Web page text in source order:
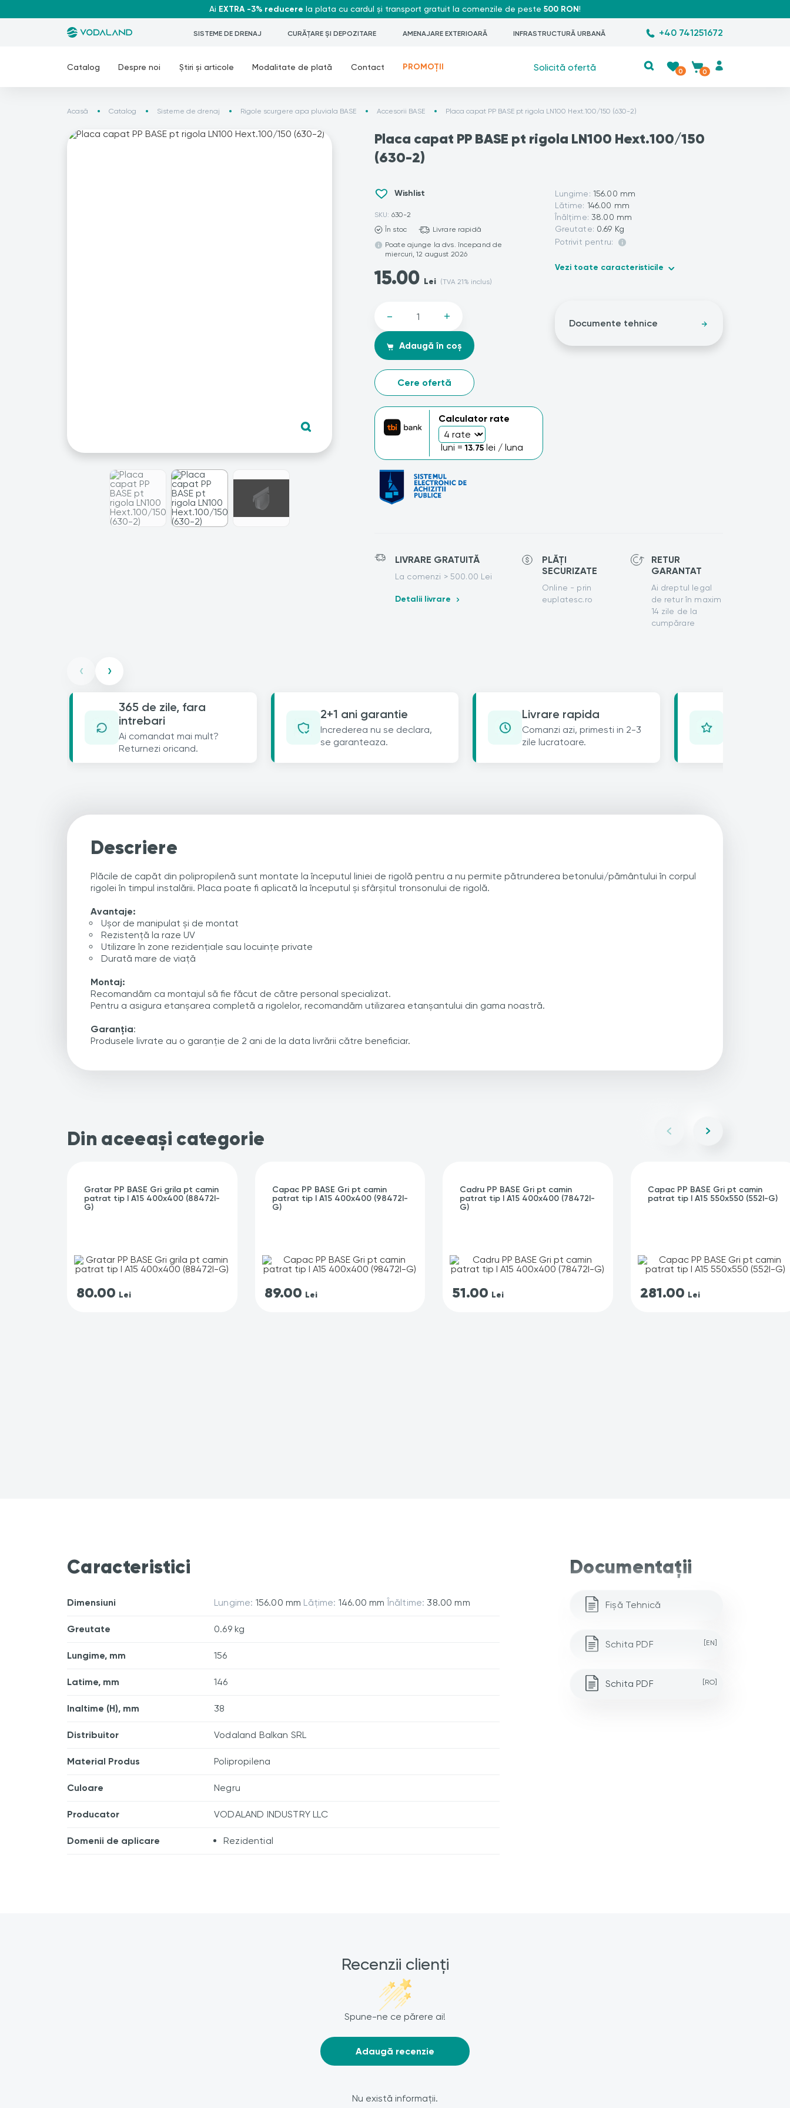
Ai EXTRA -3% reducere la plata cu cardul și transport gratuit la comenzile de peste 500 RON!
SISTEME DE DRENAJ CURĂȚARE ȘI DEPOZITARE AMENAJARE EXTERIOARĂ INFRASTRUCTURĂ URBANĂ +40 741251672
Catalog Despre noi Știri și articole Modalitate de plată Contact PROMOȚII Solicită ofertă 0 0
Acasă Catalog Sisteme de drenaj Rigole scurgere apa pluviala BASE Accesorii BASE Placa capat PP BASE pt rigola LN100 Hext.100/150 (630-2)
Placa capat PP BASE pt rigola LN100 Hext.100/150
(630-2)
Wishlist
SKU: 630-2
În stoc
Livrare rapidă
Poate ajunge la dvs. începand de
miercuri, 12 august 2026
15.00 Lei (TVA 21% inclus)
- +
Adaugă în coș
Cere ofertă
Calculator rate
luni =13.75 lei / luna
Lungime: 156.00 mm
Lătime: 146.00 mm
Înălțime: 38.00 mm
Greutate: 0.69 Kg
Potrivit pentru:
Vezi toate caracteristicile
Documente tehnice
LIVRARE GRATUITĂ
La comenzi > 500.00 Lei
Detalii livrare
PLĂȚI
SECURIZATE
Online - prin
euplatesc.ro
RETUR
GARANTAT
Ai dreptul legal
de retur în maxim
14 zile de la
cumpărare
‹ ›
365 de zile, fara
intrebari
Ai comandat mai mult?
Returnezi oricand.
2+1 ani garantie
Increderea nu se declara,
se garanteaza.
Livrare rapida
Comanzi azi, primesti in 2-3
zile lucratoare.
Descriere
Plăcile de capăt din polipropilenă sunt montate la începutul liniei de rigolă pentru a nu permite pătrunderea betonului/pământului în corpul
rigolei în timpul instalării. Placa poate fi aplicată la începutul și sfârșitul tronsonului de rigolă.
Avantaje:
Ușor de manipulat și de montat
Rezistență la raze UV
Utilizare în zone rezidențiale sau locuințe private
Durată mare de viață
Montaj:
Recomandăm ca montajul să fie făcut de către personal specializat.
Pentru a asigura etanșarea completă a rigolelor, recomandăm utilizarea etanșantului din gama noastră.
Garanția:
Produsele livrate au o garanție de 2 ani de la data livrării către beneficiar.
Din aceeași categorie
Gratar PP BASE Gri grila pt camin
patrat tip I A15 400x400 (88472I-
G)
80.00 Lei
Capac PP BASE Gri pt camin
patrat tip I A15 400x400 (98472I-
G)
89.00 Lei
Cadru PP BASE Gri pt camin
patrat tip I A15 400x400 (78472I-
G)
51.00 Lei
Capac PP BASE Gri pt camin
patrat tip I A15 550x550 (552I-G)
281.00 Lei
Caracteristici
Dimensiuni Lungime: 156.00 mm Lățime: 146.00 mmÎnăltime: 38.00 mm
Greutate 0.69 kg
Lungime, mm 156
Latime, mm 146
Inaltime (H), mm 38
Distribuitor Vodaland Balkan SRL
Material Produs Polipropilena
Culoare Negru
Producator VODALAND INDUSTRY LLC
Domenii de aplicare Rezidential
Documentații
Fișă Tehnică
Schita PDF [EN]
Schita PDF [RO]
Recenzii clienți
Spune-ne ce părere ai!
Adaugă recenzie
Nu există informații.